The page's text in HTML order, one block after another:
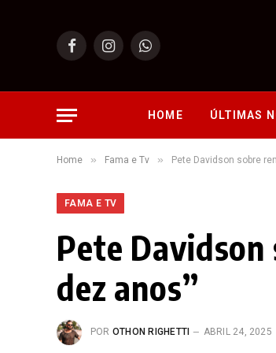
FacebookInstagramWhatsApp
HOME ÚLTIMAS
Home » Fama e Tv » Pete Davidson sobre
FAMA E TV
Pete
dez anos”
POR OTHON RIGHETTI ABRIL 24, 2025